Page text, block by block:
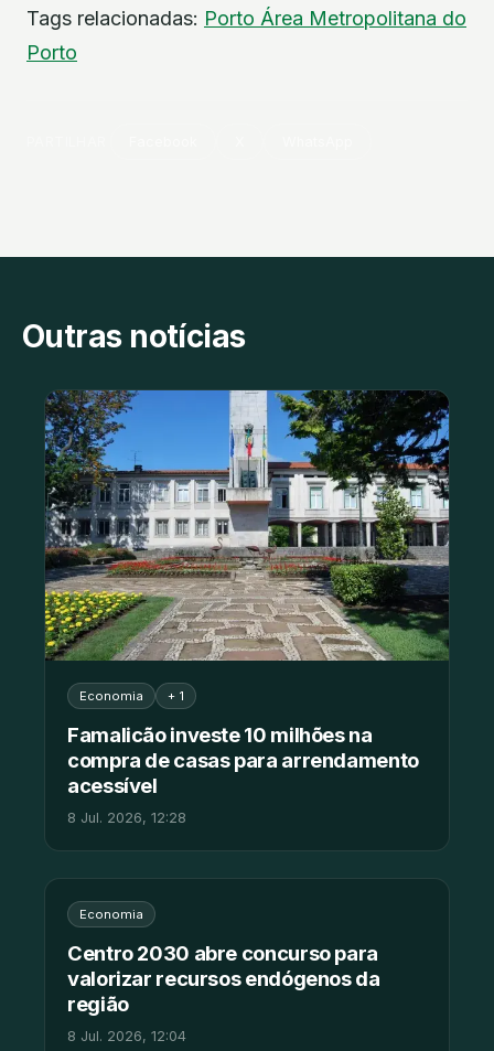
Tags relacionadas: Porto Área Metropolitana do
Porto
Outras notícias
Economia + 1
Famalicão investe 10 milhões na
compra de casas para arrendamento
acessível
8 Jul. 2026, 12:28
Economia
Centro 2030 abre concurso para
valorizar recursos endógenos da
região
8 Jul. 2026, 12:04